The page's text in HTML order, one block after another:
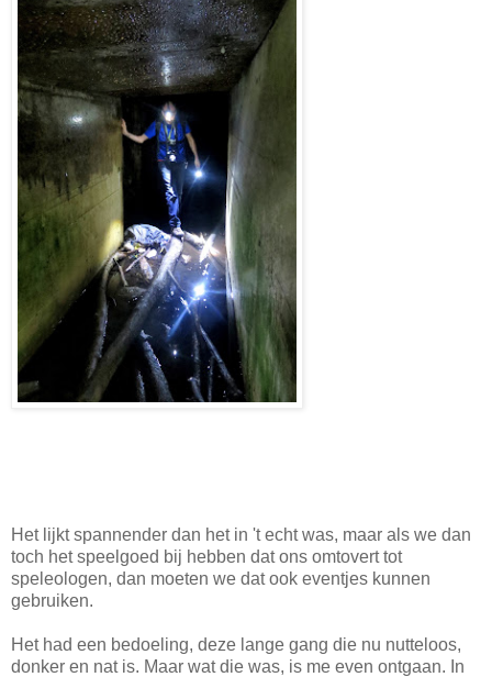
Het lijkt spannender dan het in 't echt was, maar als we dan
toch het speelgoed bij hebben dat ons omtovert tot
speleologen, dan moeten we dat ook eventjes kunnen
gebruiken.
Het had een bedoeling, deze lange gang die nu nutteloos,
donker en nat is. Maar wat die was, is me even ontgaan. In